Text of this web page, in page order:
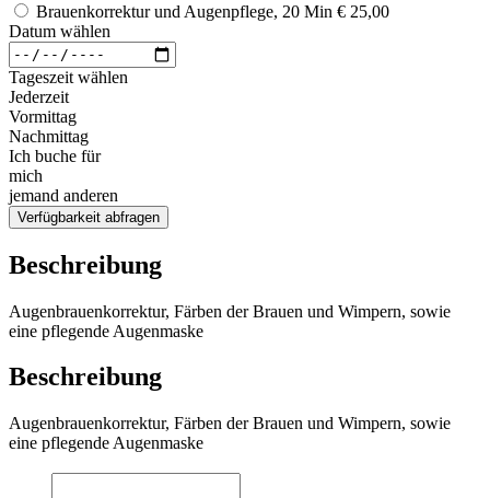
Brauenkorrektur und Augenpflege, 20 Min € 25,00
Datum wählen
Tageszeit wählen
Jederzeit
Vormittag
Nachmittag
Ich buche für
mich
jemand anderen
Verfügbarkeit abfragen
Beschreibung
Augenbrauenkorrektur, Färben der Brauen und Wimpern, sowie
eine pflegende Augenmaske
Beschreibung
Augenbrauenkorrektur, Färben der Brauen und Wimpern, sowie
eine pflegende Augenmaske